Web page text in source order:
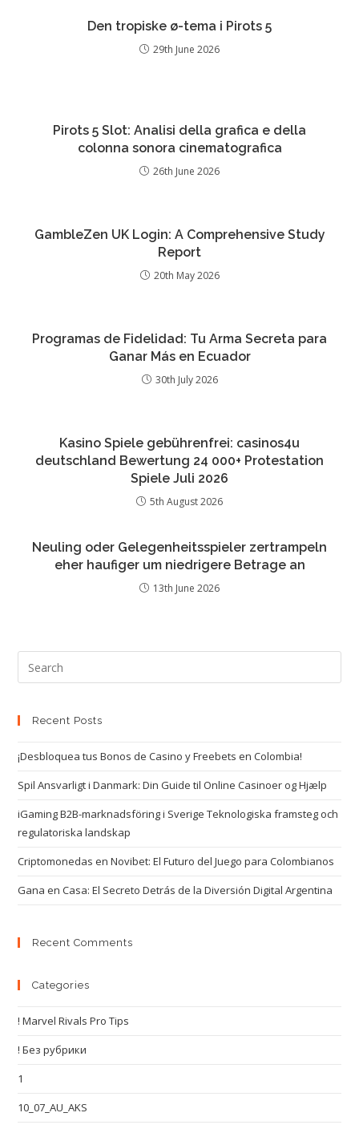
Den tropiske ø-tema i Pirots 5
29th June 2026
Pirots 5 Slot: Analisi della grafica e della
colonna sonora cinematografica
26th June 2026
GambleZen UK Login: A Comprehensive Study
Report
20th May 2026
Programas de Fidelidad: Tu Arma Secreta para
Ganar Más en Ecuador
30th July 2026
Kasino Spiele gebührenfrei: casinos4u
deutschland Bewertung 24 000+ Protestation
Spiele Juli 2026
5th August 2026
Neuling oder Gelegenheitsspieler zertrampeln
eher haufiger um niedrigere Betrage an
13th June 2026
Recent Posts
¡Desbloquea tus Bonos de Casino y Freebets en Colombia!
Spil Ansvarligt i Danmark: Din Guide til Online Casinoer og Hjælp
iGaming B2B-marknadsföring i Sverige Teknologiska framsteg och
regulatoriska landskap
Criptomonedas en Novibet: El Futuro del Juego para Colombianos
Gana en Casa: El Secreto Detrás de la Diversión Digital Argentina
Recent Comments
Categories
! Marvel Rivals Pro Tips
! Без рубрики
1
10_07_AU_AKS